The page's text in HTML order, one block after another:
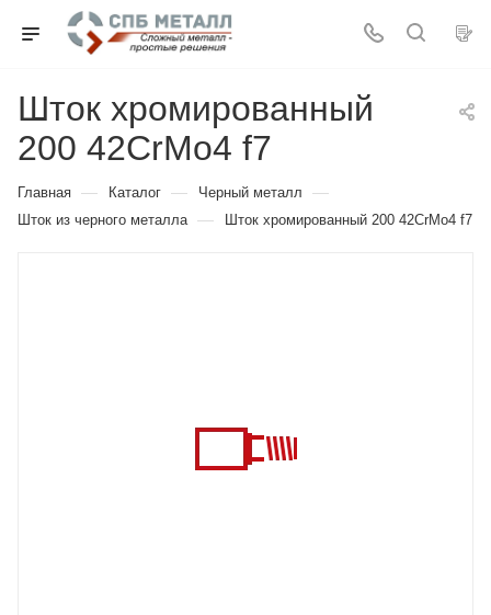
Шток хромированный
200 42CrMo4 f7
Главная — Каталог — Черный металл —
Шток из черного металла — Шток хромированный 200 42CrMo4 f7